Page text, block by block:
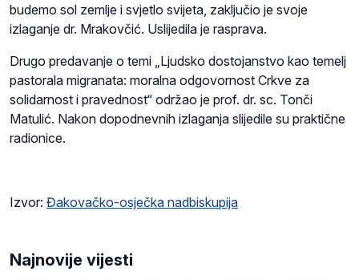
budemo sol zemlje i svjetlo svijeta, zaključio je svoje
izlaganje dr. Mrakovčić. Uslijedila je rasprava.
Drugo predavanje o temi „Ljudsko dostojanstvo kao temelj
pastorala migranata: moralna odgovornost Crkve za
solidarnost i pravednost“ održao je prof. dr. sc. Tonči
Matulić. Nakon dopodnevnih izlaganja slijedile su praktične
radionice.
Izvor: Đakovačko-osječka nadbiskupija
Najnovije vijesti